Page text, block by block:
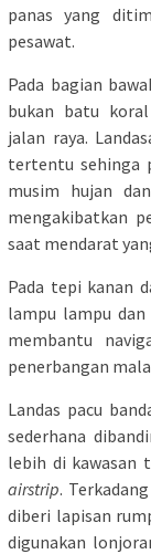
panas yang
pesawat.
Pada bagian
bukan batu
jalan raya.
tertentu sehinga
musim hujan
mengakibatkan
saat mendarat
Pada tepi kanan
lampu lampu
membantu
penerbangan
Landas pacu
sederhana
lebih di kawasan
airstrip.
diberi lapisan
digunakan